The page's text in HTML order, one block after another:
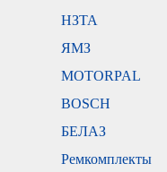
НЗТА
ЯМЗ
MOTORPAL
BOSCH
БЕЛАЗ
Ремкомплекты